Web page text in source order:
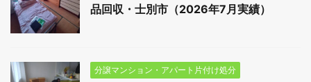
品回収・士別市（2026年7月実績）
分譲マンション・アパート片付け処分